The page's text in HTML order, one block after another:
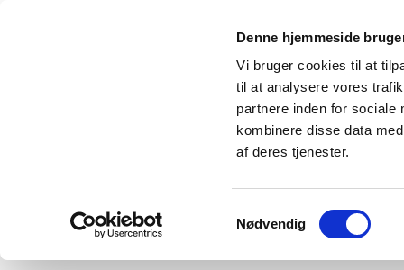
Denne hjemmeside
Vi bruger cookies til at
til at analysere vores
partnere inden for sociale
kombinere disse data
af deres tjenester.
Nødvendig
MCPA-holdige midler i